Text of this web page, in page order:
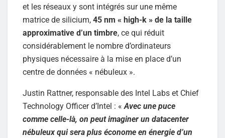
et les réseaux y sont intégrés sur une même
matrice de silicium, 45 nm « high-k » de la taille
approximative d’un timbre, ce qui réduit
considérablement le nombre d’ordinateurs
physiques nécessaire à la mise en place d’un
centre de données « nébuleux ».
Justin Rattner, responsable des Intel Labs et Chief
Technology Officer d’Intel : « Avec une puce
comme celle-là, on peut imaginer un datacenter
nébuleux qui sera plus économe en énergie d’un